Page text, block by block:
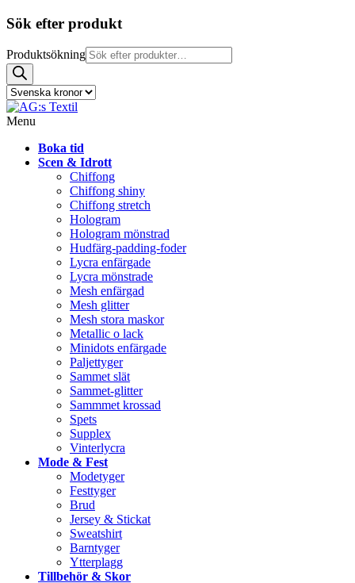
Sök efter produkt
Produktsökning
Menu
Boka tid
Scen & Idrott
Chiffong
Chiffong shiny
Chiffong stretch
Hologram
Hologram mönstrad
Hudfärg-padding-foder
Lycra enfärgade
Lycra mönstrade
Mesh enfärgad
Mesh glitter
Mesh stora maskor
Metallic o lack
Minidots enfärgade
Paljettyger
Sammet slät
Sammet-glitter
Sammmet krossad
Spets
Supplex
Vinterlycra
Mode & Fest
Modetyger
Festtyger
Brud
Jersey & Stickat
Sweatshirt
Barntyger
Ytterplagg
Tillbehör & Skor